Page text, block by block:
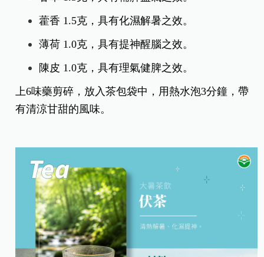
藿香 1.5克，具有化濕解暑之效。
薄荷 1.0克，具有提神醒腦之效。
陳皮 1.0克，具有理氣健脾之效。
上6味藥剪碎，放入茶包袋中，用熱水泡3分鐘，帶
有清涼甘甜的風味。